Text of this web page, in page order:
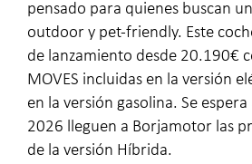
pensado para quienes buscan
outdoor y pet-friendly. Este
de lanzamiento desde 20.190€
MOVES incluidas en la versión
en la versión gasolina. Se
2026 lleguen a Borjamotor las
de la versión Híbrida.